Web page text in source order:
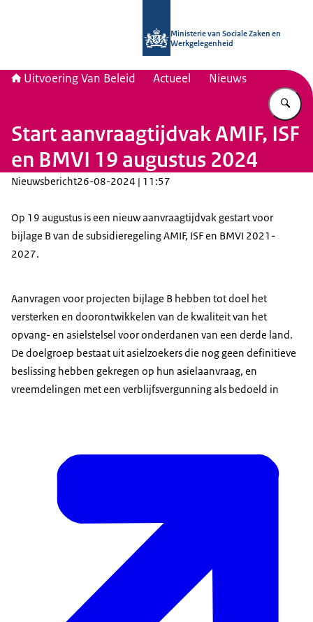
Ministerie van Sociale Zaken en
Werkgelegenheid
Uitvoering Van Beleid Actueel Nieuws
Start aanvraagtijdvak AMIF, ISF
en BMVI 19 augustus 2024
Nieuwsbericht26-08-2024 | 11:57
Op 19 augustus is een nieuw aanvraagtijdvak gestart voor
bijlage B van de subsidieregeling AMIF, ISF en BMVI 2021-
2027.
Aanvragen voor projecten bijlage B hebben tot doel het
versterken en doorontwikkelen van de kwaliteit van het
opvang- en asielstelsel voor onderdanen van een derde land.
De doelgroep bestaat uit asielzoekers die nog geen definitieve
beslissing hebben gekregen op hun asielaanvraag, en
vreemdelingen met een verblijfsvergunning als bedoeld in